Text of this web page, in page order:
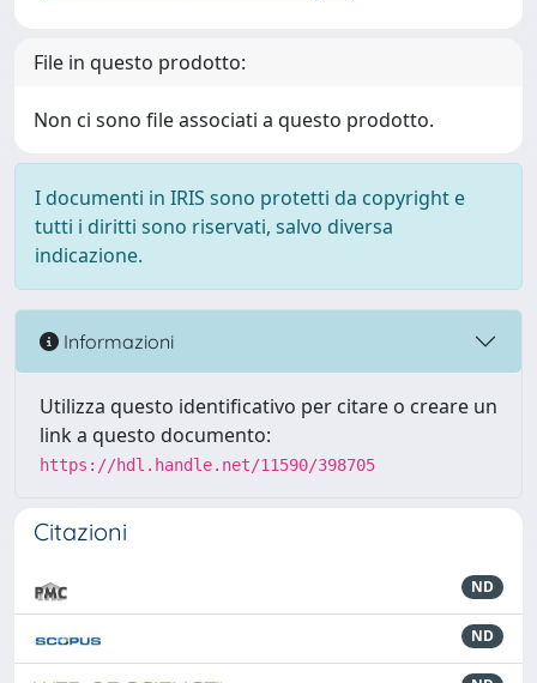
File in questo prodotto:
Non ci sono file associati a questo prodotto.
I documenti in IRIS sono protetti da copyright e
tutti i diritti sono riservati, salvo diversa
indicazione.
Informazioni
Utilizza questo identificativo per citare o creare un
link a questo documento:
https://hdl.handle.net/11590/398705
Citazioni
ND
ND